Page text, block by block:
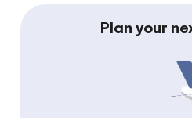
Geheime Tunnel unter
Namen des gro&szlig;en
Theorien &uuml;ber die
Plan your